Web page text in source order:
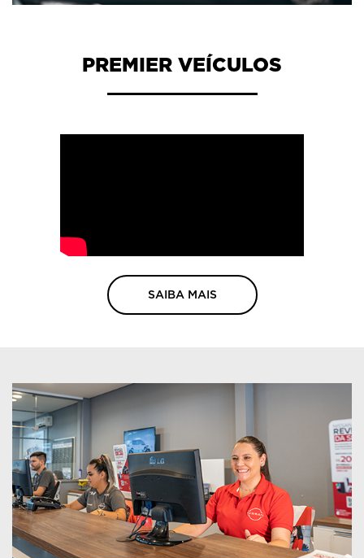
PREMIER VEÍCULOS
SAIBA MAIS